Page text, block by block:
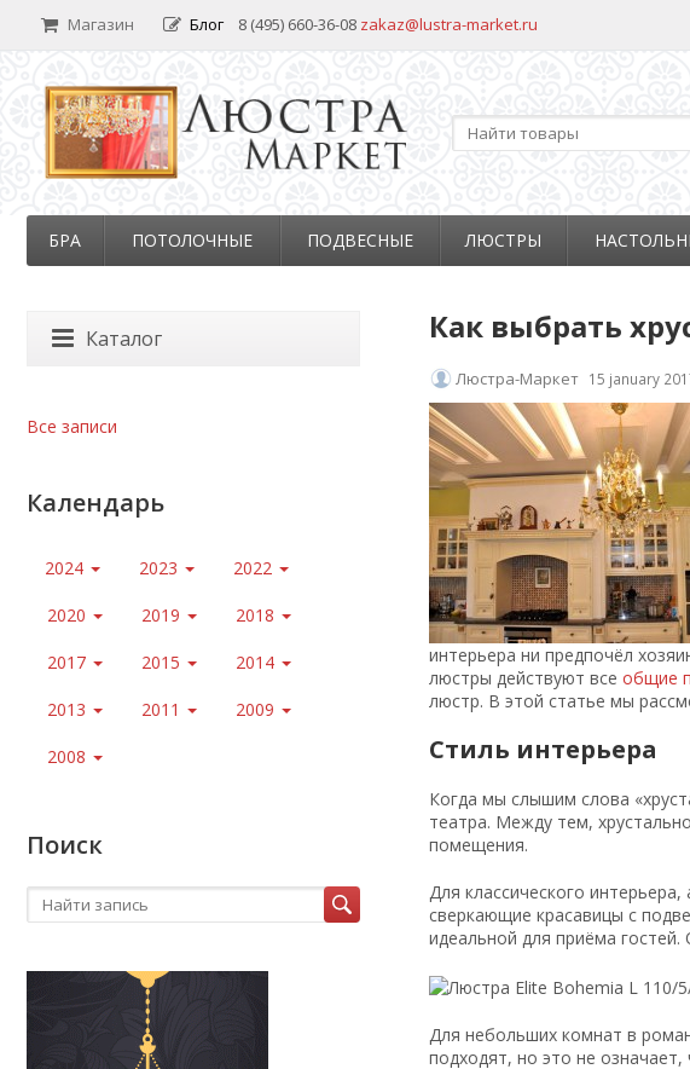
Магазин Блог 8 (495) 660-36-08 zakaz@lustra-market.ru
БРА ПОТОЛОЧНЫЕ ПОДВЕСНЫЕ ЛЮСТРЫ
Как выбрать
Люстра-Маркет 15 january
интерьера ни предпочёл
люстры действуют все общие
люстр. В этой статье мы
Стиль интерьера
Когда мы слышим слова
театра. Между тем,
помещения.
Для классического
сверкающие красавицы с
идеальной для приёма
Для небольших комнат в
подходят, но это не
Каталог
Все записи
Календарь
2024 2023 2022
2020 2019 2018
2017 2015 2014
2013 2011 2009
2008
Поиск